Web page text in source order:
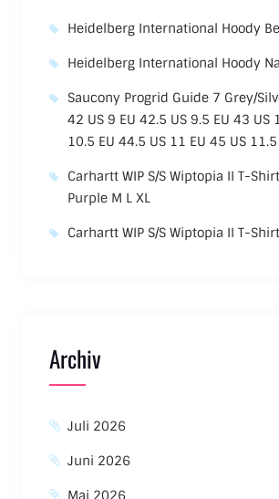
Heidelberg International Hoody
Heidelberg International Hoody
Saucony Progrid Guide 7 Grey/
42 US 9 EU 42.5 US 9.5 EU 43 US
10.5 EU 44.5 US 11 EU 45 US
Carhartt WIP S/S Wiptopia II T-
Purple M L XL
Carhartt WIP S/S Wiptopia II T-
Archiv
Juli 2026
Juni 2026
Mai 2026